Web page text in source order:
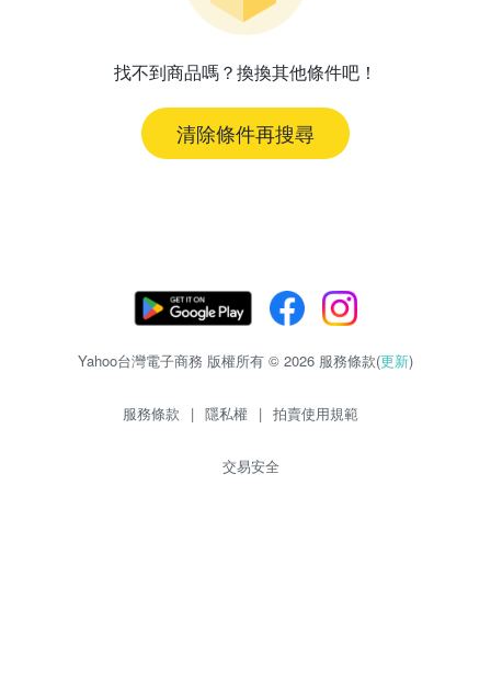
找不到商品嗎？換換其他條件吧！
清除條件再搜尋
Yahoo台灣電子商務 版權所有 © 2026 服務條款(更新)
服務條款 | 隱私權 | 拍賣使用規範
交易安全